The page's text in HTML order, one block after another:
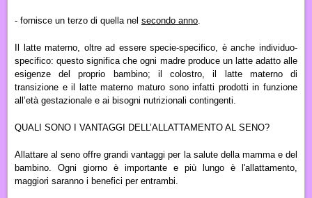
- fornisce un terzo di quella nel secondo anno.
Il latte materno, oltre ad essere specie-specifico, è ancheindividuo-
specifico: questo significa che ogni madre produce un latte adatto alle
esigenze del proprio bambino; il colostro, il latte materno di
transizione e il latte materno maturo sono infatti prodotti in funzione
all’età gestazionale e ai bisogni nutrizionali contingenti.
QUALI SONO I VANTAGGI DELL’ALLATTAMENTO AL SENO?
Allattare al seno offre grandi vantaggi per la salute della mamma e del
bambino. Ogni giorno è importante e più lungo è l'allattamento,
maggiori saranno i benefici per entrambi.